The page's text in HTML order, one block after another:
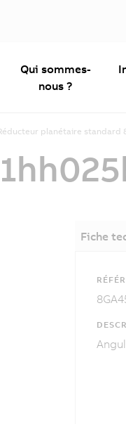
Qui sommes-
nous ?
planétaire standard
Fiche